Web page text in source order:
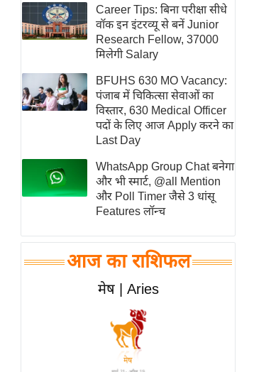
फिटनेस मंत्रा
रिलेशनशिप
विश्लेषण
समसामयिक
मातृभूमि
स्तंभ
एम.
आर.
चाय पर
समीक्षा
Career Tips: बिना परीक्षा सीधे
वॉक इन इंटरव्यू से बनें Junior
Research Fellow, 37000
मिलेगी Salary
BFUHS 630 MO Vacancy:
पंजाब में चिकित्सा सेवाओं का
विस्तार, 630 Medical Officer
पदों के लिए आज Apply करने का
Last Day
WhatsApp Group Chat बनेगा
और भी स्मार्ट, @all Mention
और Poll Timer जैसे 3 धांसू
Features लॉन्च
आज का राशिफल
मेष | Aries